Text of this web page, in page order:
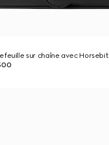
sur chaîne avec Horsebit